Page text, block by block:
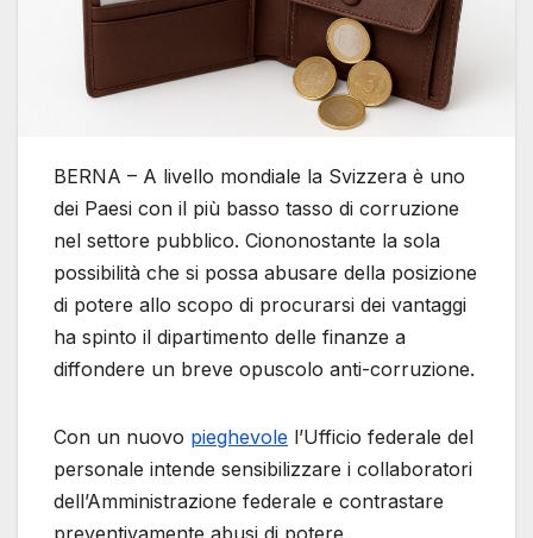
BERNA – A livello mondiale la Svizzera è uno
dei Paesi con il più basso tasso di corruzione
nel settore pubblico. Ciononostante la sola
possibilità che si possa abusare della posizione
di potere allo scopo di procurarsi dei vantaggi
ha spinto il dipartimento delle finanze a
diffondere un breve opuscolo anti-corruzione.
Con un nuovo pieghevole l’Ufficio federale del
personale intende sensibilizzare i collaboratori
dell’Amministrazione federale e contrastare
preventivamente abusi di potere.